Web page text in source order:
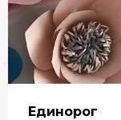
Единорог